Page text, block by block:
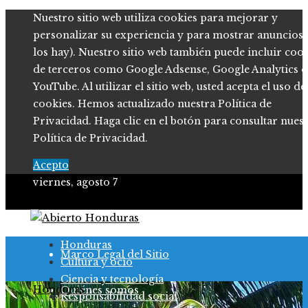
Nuestro sitio web utiliza cookies para mejorar y
personalizar su experiencia y para mostrar anuncios
los hay). Nuestro sitio web también puede incluir
de terceros como Google Adsense, Google Analytics o
YouTube. Al utilizar el sitio web, usted acepta el uso de
cookies. Hemos actualizado nuestra Política de
Privacidad. Haga clic en el botón para consultar
Política de Privacidad.
Acepto
viernes, agosto 7
Política de Privacidad
Marco Legal del Sitio
Quiénes somos
Honduras
Cultura y ocio
Ciencia y tecnología
Responsabilidad social
Honduras